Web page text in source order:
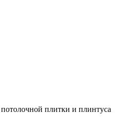
плитки и плинтуса